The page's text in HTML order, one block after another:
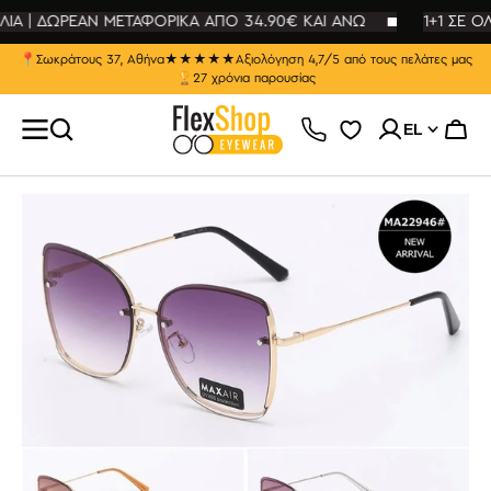
| ΔΩΡΕΑΝ ΜΕΤΑΦΟΡΙΚΑ ΑΠΟ 34.90€ ΚΑΙ ΑΝΩ 1+1 ΣΕ
📍 Σωκράτους 37, Αθήνα★★★★★Αξιολόγηση 4,7/5 από τους πελάτες μας
🏆 27 χρόνια παρουσίας
EL